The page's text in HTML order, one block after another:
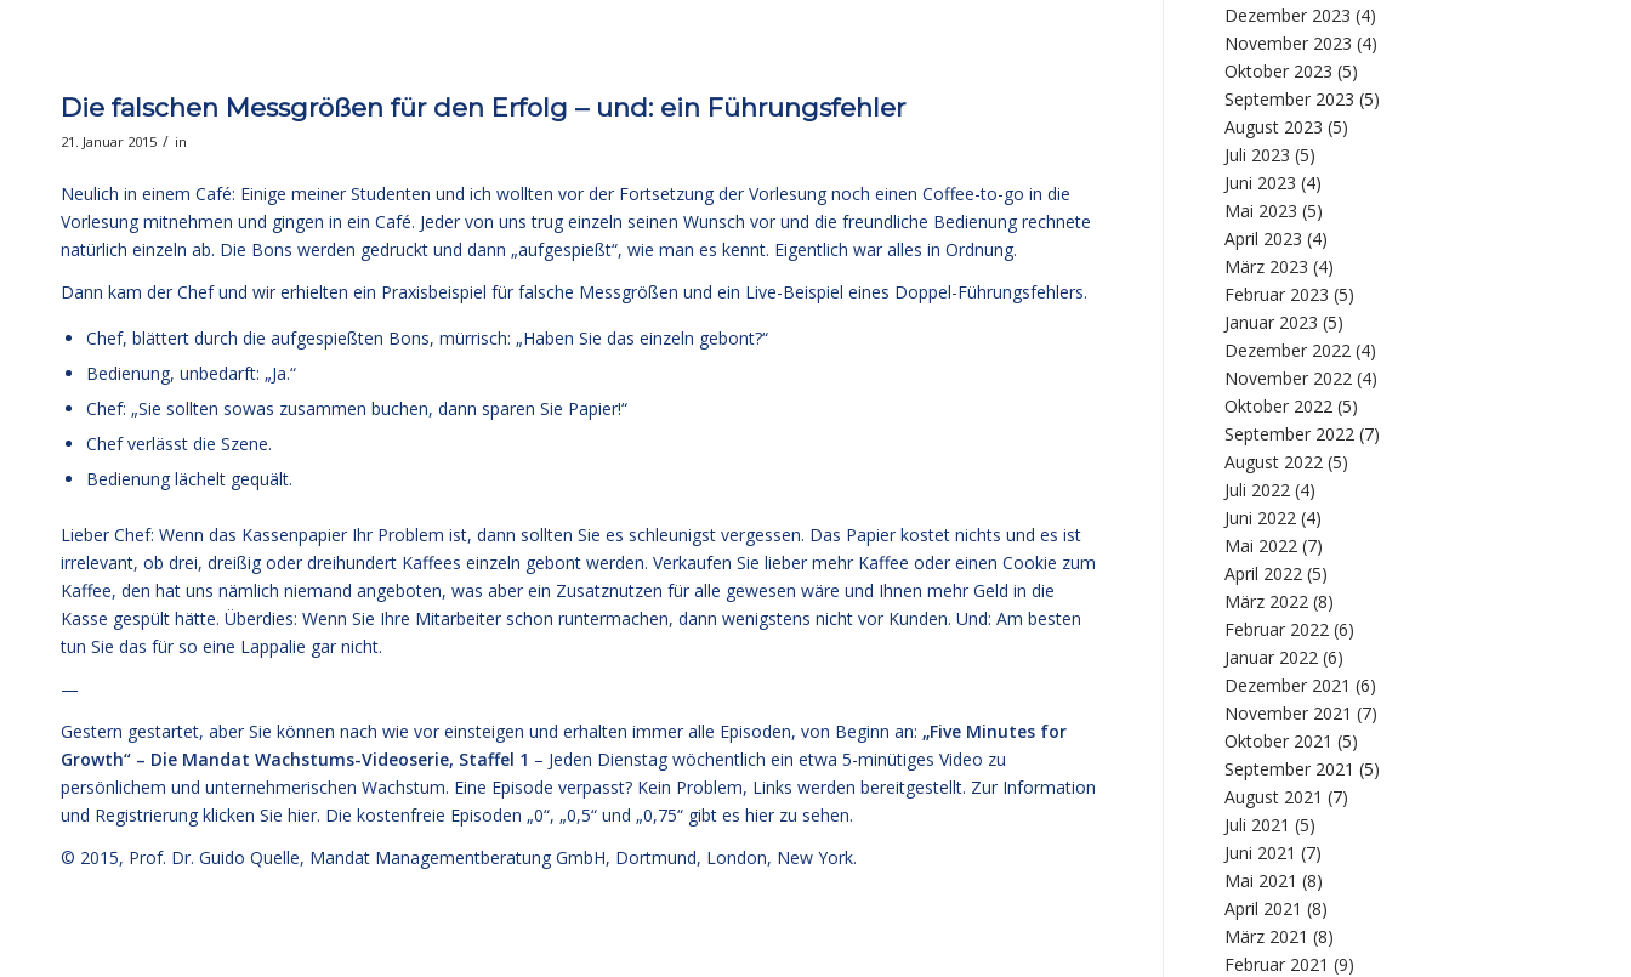
Die falschen Messgrößen für den Erfolg – und: ein Führungsfehler
21. Januar 2015 / in
Neulich in einem Café: Einige meiner Studenten und ich wollten vor der Fortsetzung der Vorlesung noch einen Coffee-to-go in die
Vorlesung mitnehmen und gingen in ein Café. Jeder von uns trug einzeln seinen Wunsch vor und die freundliche Bedienung rechnete
natürlich einzeln ab. Die Bons werden gedruckt und dann „aufgespießt“, wie man es kennt. Eigentlich war alles in Ordnung.
Dann kam der Chef und wir erhielten ein Praxisbeispiel für falsche Messgrößen und ein Live-Beispiel eines Doppel-Führungsfehlers.
Chef, blättert durch die aufgespießten Bons, mürrisch: „Haben Sie das einzeln gebont?“
Bedienung, unbedarft: „Ja.“
Chef: „Sie sollten sowas zusammen buchen, dann sparen Sie Papier!“
Chef verlässt die Szene.
Bedienung lächelt gequält.
Lieber Chef: Wenn das Kassenpapier Ihr Problem ist, dann sollten Sie es schleunigst vergessen. Das Papier kostet nichts und es ist
irrelevant, ob drei, dreißig oder dreihundert Kaffees einzeln gebont werden. Verkaufen Sie lieber mehr Kaffee oder einen Cookie zum
Kaffee, den hat uns nämlich niemand angeboten, was aber ein Zusatznutzen für alle gewesen wäre und Ihnen mehr Geld in die
Kasse gespült hätte. Überdies: Wenn Sie Ihre Mitarbeiter schon runtermachen, dann wenigstens nicht vor Kunden. Und: Am besten
tun Sie das für so eine Lappalie gar nicht.
—
Gestern gestartet, aber Sie können nach wie vor einsteigen und erhalten immer alle Episoden, von Beginn an: „Five Minutes for
Growth“ – Die Mandat Wachstums-Videoserie, Staffel 1 – Jeden Dienstag wöchentlich ein etwa 5-minütiges Video zu
persönlichem und unternehmerischen Wachstum. Eine Episode verpasst? Kein Problem, Links werden bereitgestellt. Zur Information
und Registrierung klicken Sie hier. Die kostenfreie Episoden „0“, „0,5“ und „0,75“ gibt es hier zu sehen.
© 2015, Prof. Dr. Guido Quelle, Mandat Managementberatung GmbH, Dortmund, London, New York.
Dezember 2023 (4)
November 2023 (4)
Oktober 2023 (5)
September 2023 (5)
August 2023 (5)
Juli 2023 (5)
Juni 2023 (4)
Mai 2023 (5)
April 2023 (4)
März 2023 (4)
Februar 2023 (5)
Januar 2023 (5)
Dezember 2022 (4)
November 2022 (4)
Oktober 2022 (5)
September 2022 (7)
August 2022 (5)
Juli 2022 (4)
Juni 2022 (4)
Mai 2022 (7)
April 2022 (5)
März 2022 (8)
Februar 2022 (6)
Januar 2022 (6)
Dezember 2021 (6)
November 2021 (7)
Oktober 2021 (5)
September 2021 (5)
August 2021 (7)
Juli 2021 (5)
Juni 2021 (7)
Mai 2021 (8)
April 2021 (8)
März 2021 (8)
Februar 2021 (9)